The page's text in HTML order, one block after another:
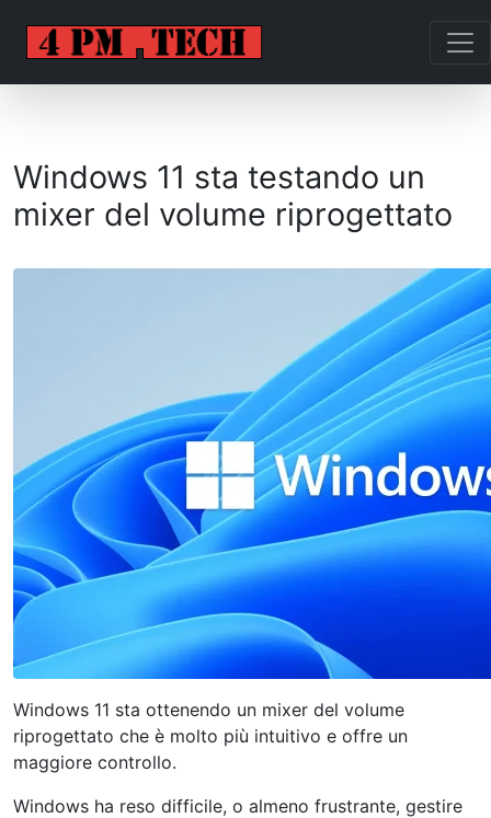
Windows 11 sta testando un
mixer del volume riprogettato
Windows 11 sta ottenendo un mixer del volume
riprogettato che è molto più intuitivo e offre un
maggiore controllo.
Windows ha reso difficile, o almeno frustrante, gestire